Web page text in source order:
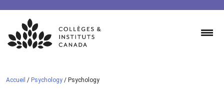
Skip
content
Accueil / Psychology / Psychology